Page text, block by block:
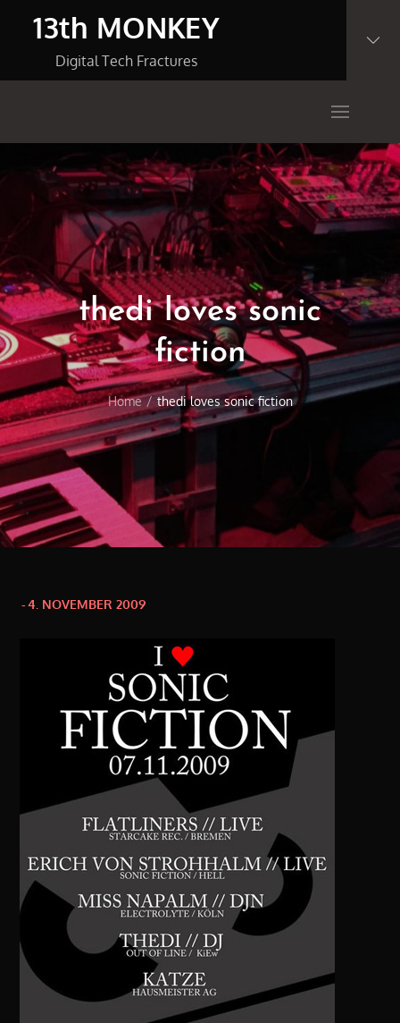
13th MONKEY
Digital Tech Fractures
thedi loves sonic
fiction
Home thedi loves sonic fiction
Posted
4. NOVEMBER 2009